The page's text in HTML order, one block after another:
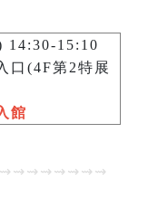
14:30-15:10
口(4F第2特展
館